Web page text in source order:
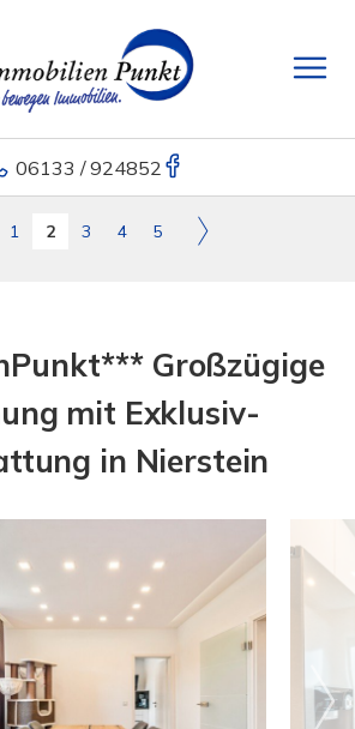
06133 / 924852
1 2 3 4 5
Großzügige
mit Exklusiv-
in Nierstein